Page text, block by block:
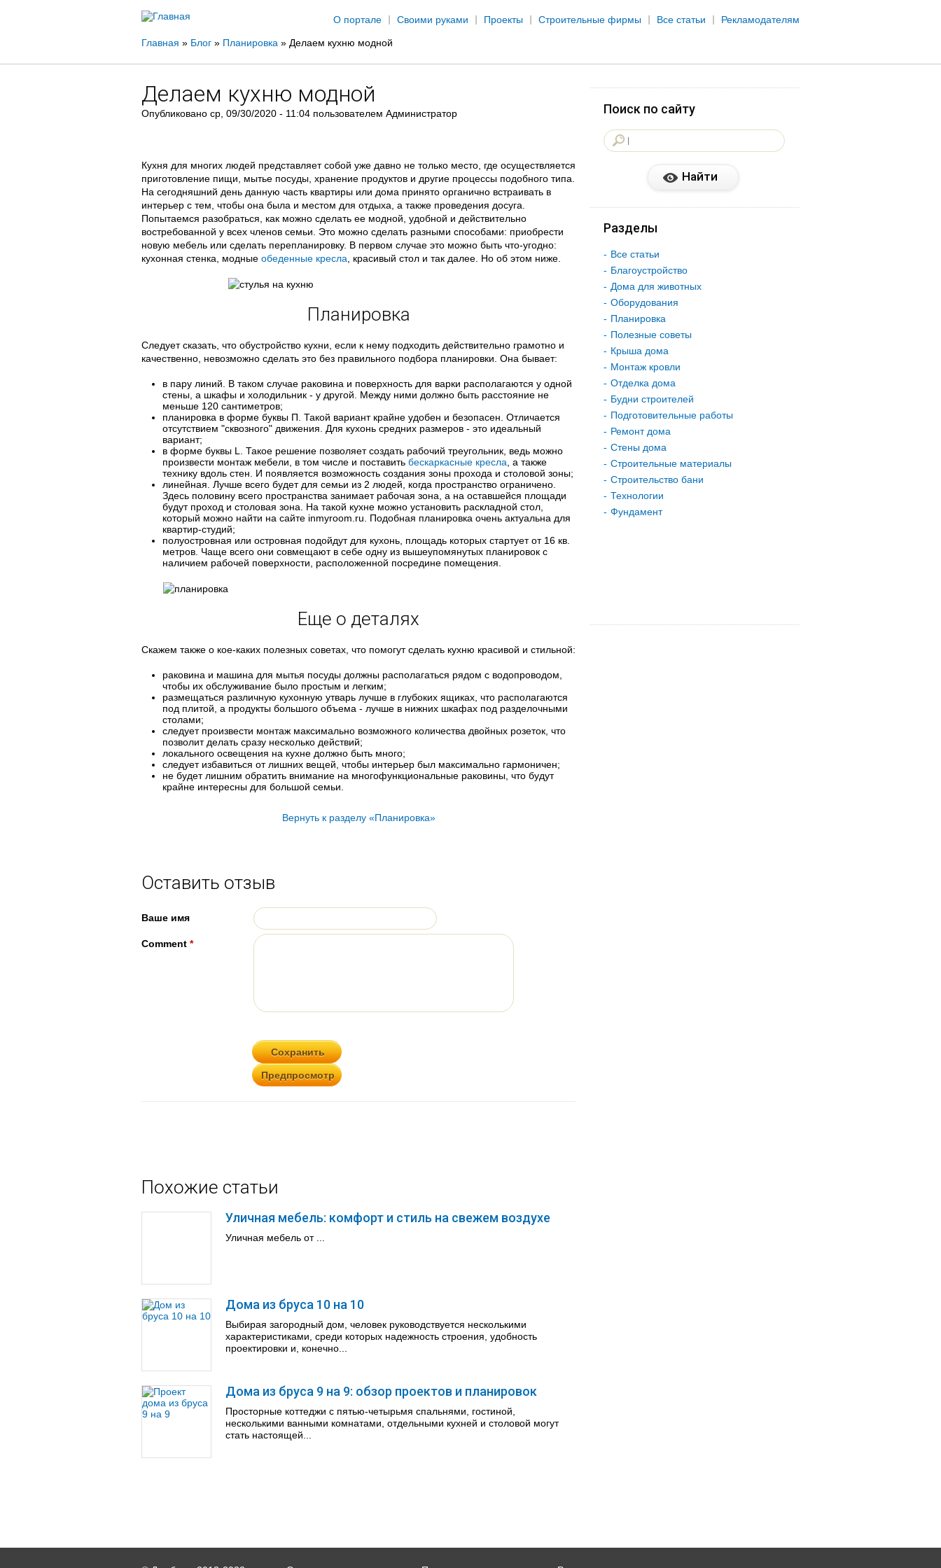
О портале
Своими руками Проекты Строительные фирмы Все статьи Рекламодателям
Вы
здесь
Главная » Блог » Планировка » Делаем кухню модной
Делаем кухню модной
Опубликовано ср, 09/30/2020 - 11:04 пользователем Администратор
Кухня для многих людей представляет собой уже давно не только место, где осуществляется
приготовление пищи, мытье посуды, хранение продуктов и другие процессы подобного типа.
На сегодняшний день данную часть квартиры или дома принято органично встраивать в
интерьер с тем, чтобы она была и местом для отдыха, а также проведения досуга.
Попытаемся разобраться, как можно сделать ее модной, удобной и действительно
востребованной у всех членов семьи. Это можно сделать разными способами: приобрести
новую мебель или сделать перепланировку. В первом случае это можно быть что-угодно:
кухонная стенка, модные обеденные кресла , красивый стол и так далее. Но об этом ниже.
Планировка
Следует сказать, что обустройство кухни, если к нему подходить действительно грамотно и
качественно, невозможно сделать это без правильного подбора планировки. Она бывает:
в пару линий. В таком случае раковина и поверхность для варки располагаются у одной
стены, а шкафы и холодильник - у другой. Между ними должно быть расстояние не
меньше 120 сантиметров;
планировка в форме буквы П. Такой вариант крайне удобен и безопасен. Отличается
отсутствием "сквозного" движения. Для кухонь средних размеров - это идеальный
вариант;
в форме буквы L. Такое решение позволяет создать рабочий треугольник, ведь можно
произвести монтаж мебели, в том числе и поставить бескаркасные кресла , а также
технику вдоль стен. И появляется возможность создания зоны прохода и столовой зоны;
линейная. Лучше всего будет для семьи из 2 людей, когда пространство ограничено.
Здесь половину всего пространства занимает рабочая зона, а на оставшейся площади
будут проход и столовая зона. На такой кухне можно установить раскладной стол,
который можно найти на сайте inmyroom.ru. Подобная планировка очень актуальна для
квартир-студий;
полуостровная или островная подойдут для кухонь, площадь которых стартует от 16 кв.
метров. Чаще всего они совмещают в себе одну из вышеупомянутых планировок с
наличием рабочей поверхности, расположенной посредине помещения.
Еще о деталях
Скажем также о кое-каких полезных советах, что помогут сделать кухню красивой и стильной:
раковина и машина для мытья посуды должны располагаться рядом с водопроводом,
чтобы их обслуживание было простым и легким;
размещаться различную кухонную утварь лучше в глубоких ящиках, что располагаются
под плитой, а продукты большого объема - лучше в нижних шкафах под разделочными
столами;
следует произвести монтаж максимально возможного количества двойных розеток, что
позволит делать сразу несколько действий;
локального освещения на кухне должно быть много;
следует избавиться от лишних вещей, чтобы интерьер был максимально гармоничен;
не будет лишним обратить внимание на многофункциональные раковины, что будут
крайне интересны для большой семьи.
Вернуть к разделу «Планировка»
Оставить отзыв
Ваше имя
Comment *
Похожие статьи
Уличная мебель: комфорт и стиль на свежем воздухе
Уличная мебель от ...
Дома из бруса 10 на 10
Выбирая загородный дом, человек руководствуется несколькими
характеристиками, среди которых надежность строения, удобность
проектировки и, конечно...
Дома из бруса 9 на 9: обзор проектов и планировок
Просторные коттеджи с пятью-четырьмя спальнями, гостиной,
несколькими ванными комнатами, отдельными кухней и столовой могут
стать настоящей...
Поиск по сайту
Разделы
Все статьи
Благоустройство
Дома для животных
Оборудования
Планировка
Полезные советы
Крыша дома
Монтаж кровли
Отделка дома
Будни строителей
Подготовительные работы
Ремонт дома
Стены дома
Строительные материалы
Строительство бани
Технологии
Фундамент